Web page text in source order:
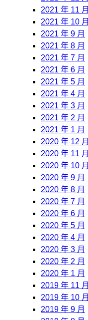
2021 年 11 月
2021 年 10 月
2021 年 9 月
2021 年 8 月
2021 年 7 月
2021 年 6 月
2021 年 5 月
2021 年 4 月
2021 年 3 月
2021 年 2 月
2021 年 1 月
2020 年 12 月
2020 年 11 月
2020 年 10 月
2020 年 9 月
2020 年 8 月
2020 年 7 月
2020 年 6 月
2020 年 5 月
2020 年 4 月
2020 年 3 月
2020 年 2 月
2020 年 1 月
2019 年 11 月
2019 年 10 月
2019 年 9 月